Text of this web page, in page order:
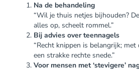
Na de behandeling
“Wil je thuis netjes bijhouden?
alles op, scheelt rommel.”
Bij advies over teennagels
“Recht knippen is belangrijk; met
een strakke rechte snede.”
Voor mensen met ‘stevigere’